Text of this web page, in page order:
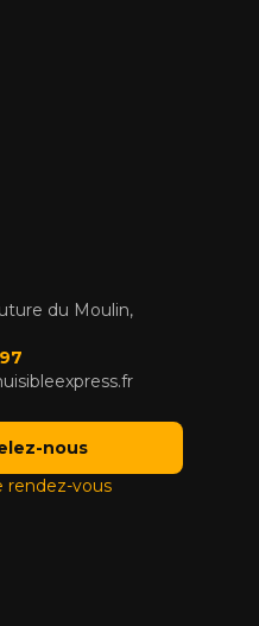
du Moulin,
nous
rendez-vous